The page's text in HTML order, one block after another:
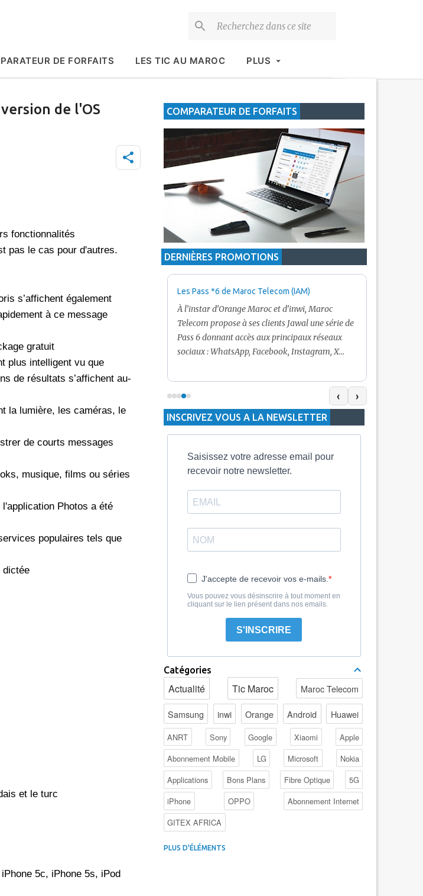
DE FORFAITS LES TIC AU MAROC PLUS
de l'OS
fonctionnalités
pas le cas pour d'autres.
s’affichent également
à ce message
gratuit
plus intelligent vu que
de résultats s’affichent au-
la lumière, les caméras, le
de courts messages
musique, films ou séries
Photos a été
populaires tels que
dictée
et le turc
5c, iPhone 5s, iPod
COMPARATEUR DE FORFAITS
DERNIÈRES PROMOTIONS
Orange Maroc multiplie les recharges
recharge de 30 Dh ou plus. De plus,
offre, suite à n'importe quelle recharge,
d'internet variant selon le montant de
est de 7 jours alors que celle du solde
Les Pass *6 de Maroc Telecom (IAM)
À l’instar d’Orange Maroc et d’inwi, Maroc
Telecom propose à ses clients Jawal une série de
Pass 6 donnant accès aux principaux réseaux
sociaux : WhatsApp, Facebook, Instagram, X
5 Dh inclut 100 Mo, le Pass 10 Dh offre 400 Mo,
tandis que les formules à 20 Dh et 30 Dh
proposent respectivement 1 Go et 2 Go. Les
durées de validité sont de 3 jours pour
‹ ›
INSCRIVEZ VOUS A LA NEWSLETTER
Saisissez votre adresse email pour
recevoir notre newsletter.
J'accepte de recevoir vos e-mails.
Vous pouvez vous désinscrire à tout moment en
cliquant sur le lien présent dans nos emails.
S'INSCRIRE
Catégories
Actualité Tic Maroc Maroc Telecom
Samsung inwi Orange Android Huawei
ANRT Sony Google Xiaomi
Apple
Abonnement Mobile
LG Microsoft
Nokia
Applications
Bons Plans Fibre Optique
5G
iPhone
OPPO
Abonnement Internet
GITEX AFRICA
4G au Maroc
PLUS D'ÉLÉMENTS